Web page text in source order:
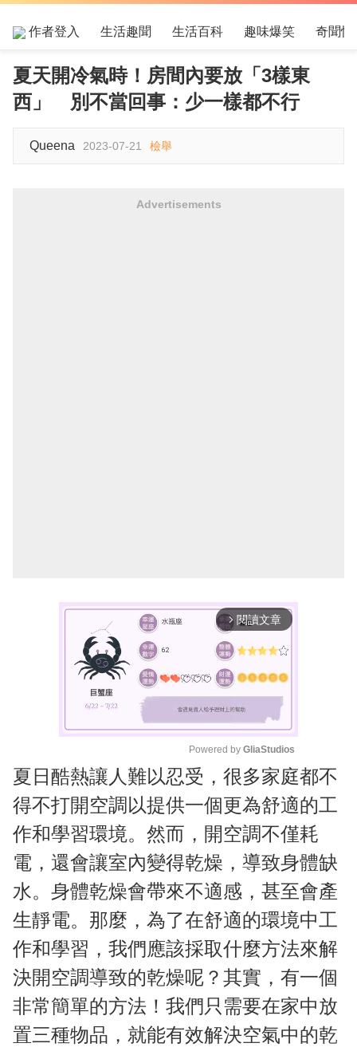
作者登入 生活趣聞 生活百科 趣味爆笑 奇聞怪
夏天開冷氣時！房間內要放「3樣東
西」 別不當回事：少一樣都不行
Queena 2023-07-21 檢舉
Advertisements
arrow_forward_ios 閱讀文章
M
u
t
e
Powered by GliaStudios
夏日酷熱讓人難以忍受，很多家庭都不
得不打開空調以提供一個更為舒適的工
作和學習環境。然而，開空調不僅耗
電，還會讓室內變得乾燥，導致身體缺
水。身體乾燥會帶來不適感，甚至會產
生靜電。那麼，為了在舒適的環境中工
作和學習，我們應該採取什麼方法來解
決開空調導致的乾燥呢？其實，有一個
非常簡單的方法！我們只需要在家中放
置三種物品，就能有效解決空氣中的乾